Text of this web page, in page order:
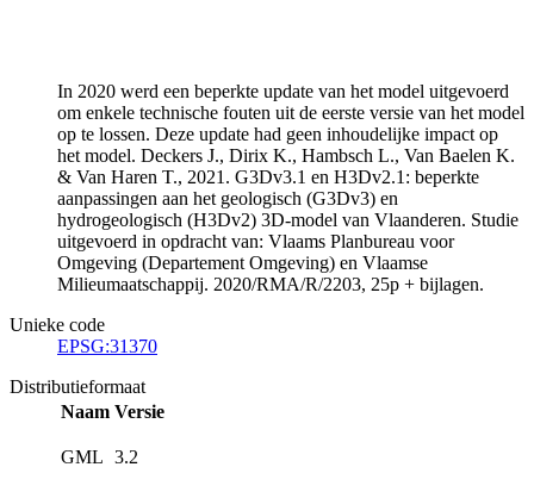
In 2020 werd een beperkte update van het model uitgevoerd
om enkele technische fouten uit de eerste versie van het model
op te lossen. Deze update had geen inhoudelijke impact op
het model. Deckers J., Dirix K., Hambsch L., Van Baelen K.
& Van Haren T., 2021. G3Dv3.1 en H3Dv2.1: beperkte
aanpassingen aan het geologisch (G3Dv3) en
hydrogeologisch (H3Dv2) 3D-model van Vlaanderen. Studie
uitgevoerd in opdracht van: Vlaams Planbureau voor
Omgeving (Departement Omgeving) en Vlaamse
Milieumaatschappij. 2020/RMA/R/2203, 25p + bijlagen.
Unieke code
EPSG:31370
Distributieformaat
Naam Versie
GML 3.2